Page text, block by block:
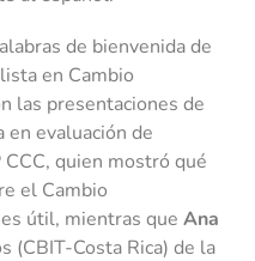
de bienvenida de
en Cambio
las presentaciones de
en evaluación de
quien mostró qué
el Cambio
útil, mientras que Ana
(CBIT-Costa Rica) de la